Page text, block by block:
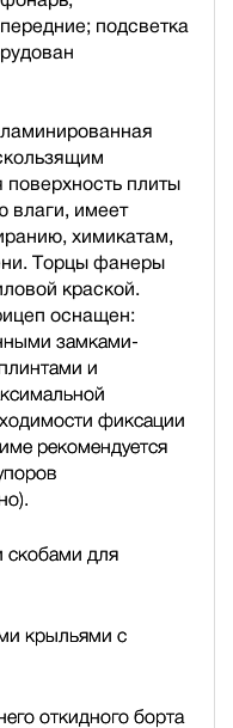
подсветка
плиты
влаги, имеет
химикатам,
Торцы фанеры
краской.
оснащен:
замками-
и
фиксации
рекомендуется
для
крыльями с
откидного борта